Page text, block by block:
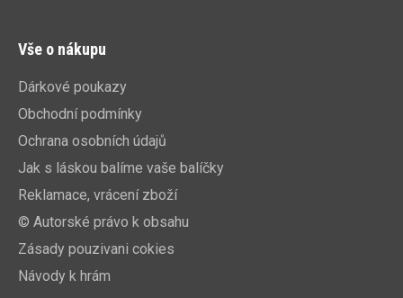
Vše o nákupu
Dárkové poukazy
Obchodní podmínky
Ochrana osobních údajů
Jak s láskou balíme vaše balíčky
Reklamace, vrácení zboží
© Autorské právo k obsahu
Zásady pouzivani cokies
Návody k hrám